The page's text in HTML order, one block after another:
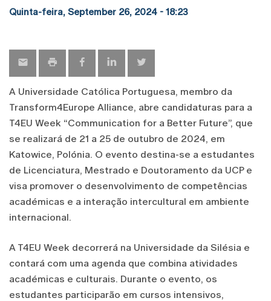
Quinta-feira, September 26, 2024 - 18:23
A Universidade Católica Portuguesa, membro da
Transform4Europe Alliance, abre candidaturas para a
T4EU Week “Communication for a Better Future”, que
se realizará de 21 a 25 de outubro de 2024, em
Katowice, Polónia. O evento destina-se a estudantes
de Licenciatura, Mestrado e Doutoramento da UCP e
visa promover o desenvolvimento de competências
académicas e a interação intercultural em ambiente
internacional.
A T4EU Week decorrerá na Universidade da Silésia e
contará com uma agenda que combina atividades
académicas e culturais. Durante o evento, os
estudantes participarão em cursos intensivos,